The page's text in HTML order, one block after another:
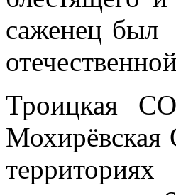
саженец был
Мохирёвская